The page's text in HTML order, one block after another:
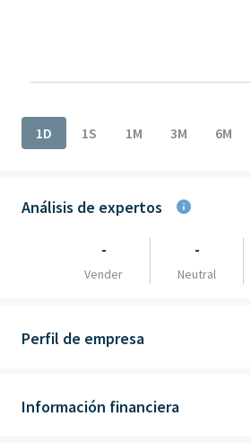
1D
1S 1M 3M 6M
Análisis de expertos
-
Vender
-
Neutral
Perfil de empresa
Información financiera